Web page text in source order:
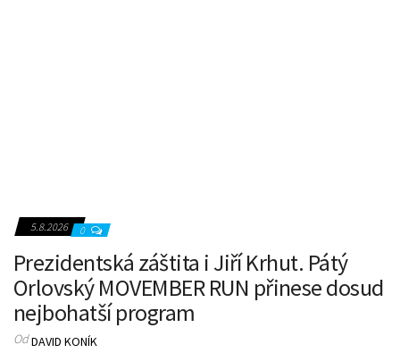
5.8.2026 0
Prezidentská záštita i Jiří Krhut. Pátý
Orlovský MOVEMBER RUN přinese dosud
nejbohatší program
OdDAVID KONÍK